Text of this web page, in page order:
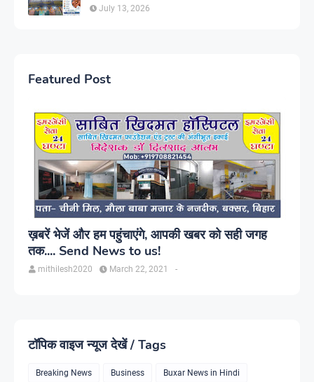
July 13, 2026
Featured Post
ख़बरें भेजें और हम पहुंचाएंगे, आपकी खबर को सही जगह
तक.... Send News to us!
mithilesh2020 -
March 22, 2021
टॉपिक वाइज न्यूज देखें / Tags
Breaking News Business Buxar News in Hindi